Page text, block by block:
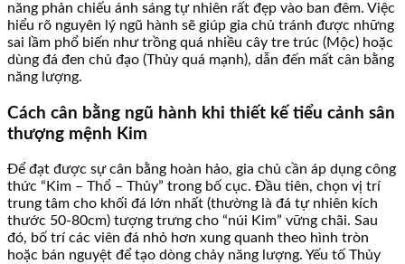
năng phản chiếu ánh sáng tự nhiên rất đẹp vào ban đêm. Việc
hiểu rõ nguyên lý ngũ hành sẽ giúp gia chủ tránh được những
sai lầm phổ biến như trồng quá nhiều cây tre trúc (Mộc) hoặc
dùng đá đen chủ đạo (Thủy quá mạnh), dẫn đến mất cân bằng
năng lượng.
Cách cân bằng ngũ hành khi thiết kế tiểu cảnh sân
thượng mệnh Kim
Để đạt được sự cân bằng hoàn hảo, gia chủ cần áp dụng công
thức “Kim – Thổ – Thủy” trong bố cục. Đầu tiên, chọn vị trí
trung tâm cho khối đá lớn nhất (thường là đá tự nhiên kích
thước 50-80cm) tượng trưng cho “núi Kim” vững chãi. Sau
đó, bố trí các viên đá nhỏ hơn xung quanh theo hình tròn
hoặc bán nguyệt để tạo dòng chảy năng lượng. Yếu tố Thủy